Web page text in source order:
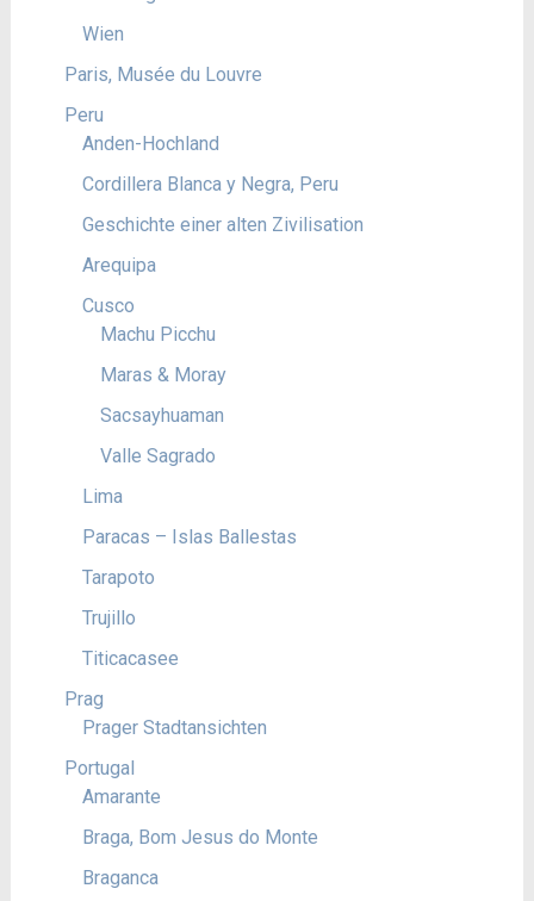
Wien
Paris, Musée du Louvre
Peru
Anden-Hochland
Cordillera Blanca y Negra, Peru
Geschichte einer alten Zivilisation
Arequipa
Cusco
Machu Picchu
Maras & Moray
Sacsayhuaman
Valle Sagrado
Lima
Paracas – Islas Ballestas
Tarapoto
Trujillo
Titicacasee
Prag
Prager Stadtansichten
Portugal
Amarante
Braga, Bom Jesus do Monte
Braganca